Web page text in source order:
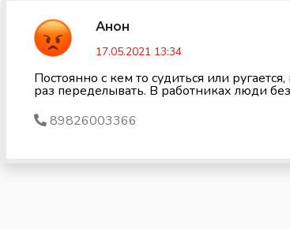
Анон
17.05.2021 13:34
Постоянно с кем то судиться или
раз переделывать. В работниках люди
89826003366